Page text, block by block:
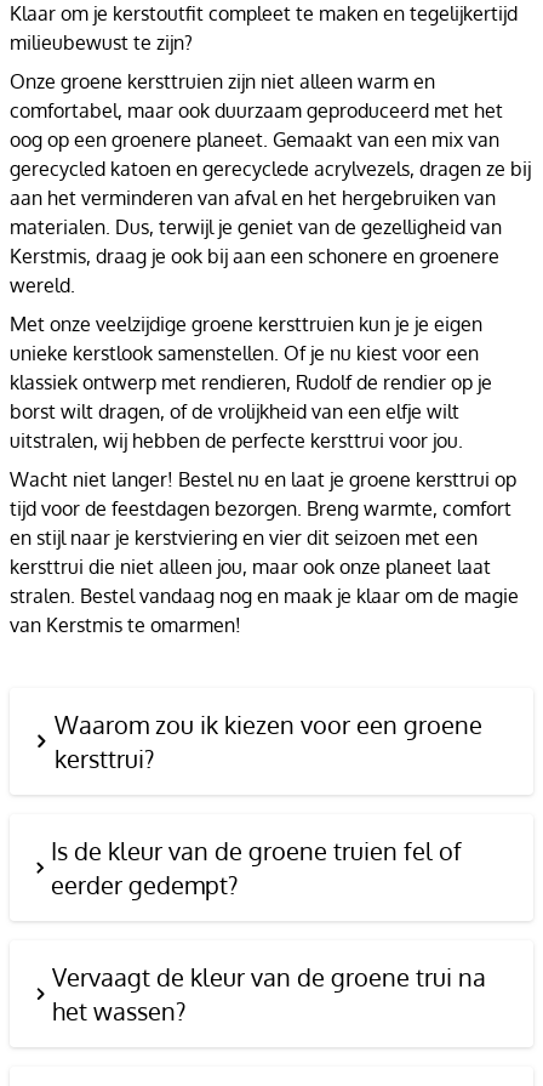
Klaar om je kerstoutfit compleet te maken en tegelijkertijd
milieubewust te zijn?
Onze groene kersttruien zijn niet alleen warm en
comfortabel, maar ook duurzaam geproduceerd met het
oog op een groenere planeet. Gemaakt van een mix van
gerecycled katoen en gerecyclede acrylvezels, dragen ze bij
aan het verminderen van afval en het hergebruiken van
materialen. Dus, terwijl je geniet van de gezelligheid van
Kerstmis, draag je ook bij aan een schonere en groenere
wereld.
Met onze veelzijdige groene kersttruien kun je je eigen
unieke kerstlook samenstellen. Of je nu kiest voor een
klassiek ontwerp met rendieren, Rudolf de rendier op je
borst wilt dragen, of de vrolijkheid van een elfje wilt
uitstralen, wij hebben de perfecte kersttrui voor jou.
Wacht niet langer! Bestel nu en laat je groene kersttrui op
tijd voor de feestdagen bezorgen. Breng warmte, comfort
en stijl naar je kerstviering en vier dit seizoen met een
kersttrui die niet alleen jou, maar ook onze planeet laat
stralen. Bestel vandaag nog en maak je klaar om de magie
van Kerstmis te omarmen!
Waarom zou ik kiezen voor een groene
kersttrui?
Is de kleur van de groene truien fel of
eerder gedempt?
Vervaagt de kleur van de groene trui na
het wassen?